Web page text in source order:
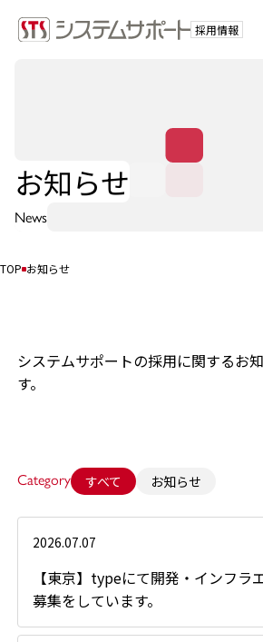
採用情報
お知らせ
News
TOP お知らせ
システムサポートの採用に関するお
す。
Category すべて お知らせ
2026.07.07
【東京】typeにて開発・インフラ
募集をしています。